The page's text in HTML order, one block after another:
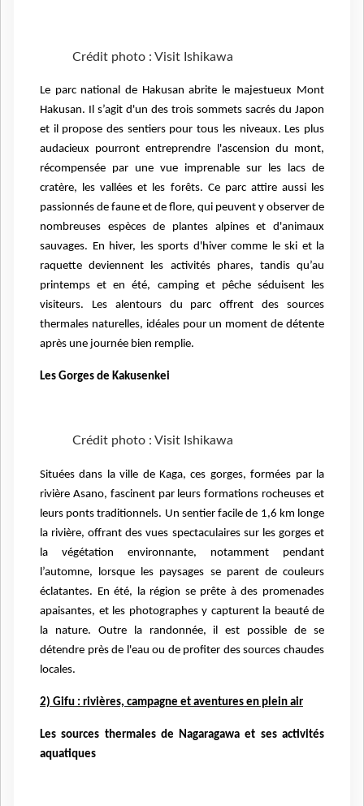
Crédit photo : Visit Ishikawa
Le parc national de Hakusan abrite le majestueux Mont
Hakusan. Il s’agit d'un des trois sommets sacrés du Japon
et il propose des sentiers pour tous les niveaux. Les plus
audacieux pourront entreprendre l'ascension du mont,
récompensée par une vue imprenable sur les lacs de
cratère, les vallées et les forêts. Ce parc attire aussi les
passionnés de faune et de flore, qui peuvent y observer de
nombreuses espèces de plantes alpines et d'animaux
sauvages. En hiver, les sports d'hiver comme le ski et la
raquette deviennent les activités phares, tandis qu’au
printemps et en été, camping et pêche séduisent les
visiteurs. Les alentours du parc offrent des sources
thermales naturelles, idéales pour un moment de détente
après une journée bien remplie.
Les Gorges de Kakusenkei
Crédit photo : Visit Ishikawa
Situées dans la ville de Kaga, ces gorges, formées par la
rivière Asano, fascinent par leurs formations rocheuses et
leurs ponts traditionnels. Un sentier facile de 1,6 km longe
la rivière, offrant des vues spectaculaires sur les gorges et
la végétation environnante, notamment pendant
l’automne, lorsque les paysages se parent de couleurs
éclatantes. En été, la région se prête à des promenades
apaisantes, et les photographes y capturent la beauté de
la nature. Outre la randonnée, il est possible de se
détendre près de l'eau ou de profiter des sources chaudes
locales.
2) Gifu : rivières, campagne et aventures en plein air
Les sources thermales de Nagaragawa et ses activités
aquatiques